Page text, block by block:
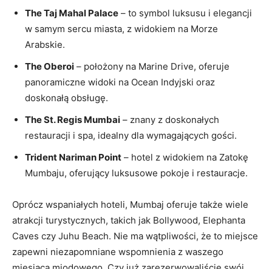
The Taj Mahal Palace – to symbol luksusu i elegancji
w samym sercu miasta, z widokiem na‌ Morze⁢
Arabskie.
The Oberoi – położony na Marine Drive, oferuje
panoramiczne widoki na Ocean Indyjski oraz
doskonałą obsługę.
The St. Regis Mumbai – znany z doskonałych
restauracji i spa, ‍idealny dla wymagających gości.
Trident ‌Nariman Point – hotel z widokiem⁣ na Zatokę
Mumbaju, oferujący luksusowe pokoje​ i ⁢restauracje.
Oprócz wspaniałych hoteli, Mumbaj oferuje także wiele⁢
atrakcji turystycznych, takich jak ⁤Bollywood, Elephanta
Caves ‍czy Juhu Beach. Nie ma wątpliwości,⁢ że to miejsce
zapewni⁣ niezapomniane wspomnienia z⁤ waszego